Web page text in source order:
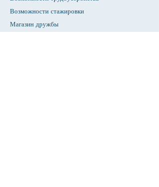
Возможности стажировки
Магазин дружбы